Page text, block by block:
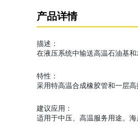
产品详情
描述：
在液压系统中输送高温石油基和
特性：
采用特高温合成橡胶管和一层
建议应用：
适用于中压、高温服务用途。